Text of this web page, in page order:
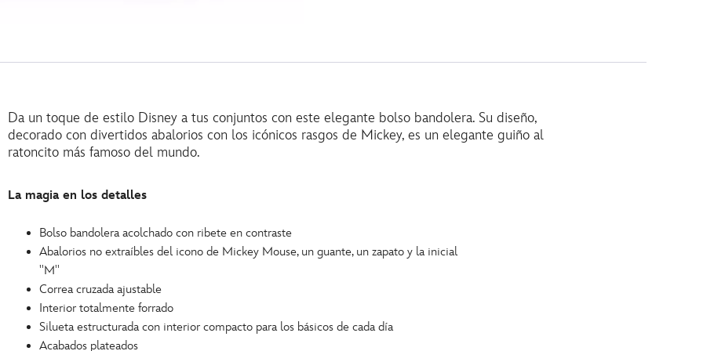
Da un toque de estilo Disney a tus conjuntos con este elegante bolso bandolera. Su diseño,
decorado con divertidos abalorios con los icónicos rasgos de Mickey, es un elegante guiño al
ratoncito más famoso del mundo.
La magia en los detalles
Bolso bandolera acolchado con ribete en contraste
Abalorios no extraíbles del icono de Mickey Mouse, un guante, un zapato y la inicial
''M''
Correa cruzada ajustable
Interior totalmente forrado
Silueta estructurada con interior compacto para los básicos de cada día
Acabados plateados